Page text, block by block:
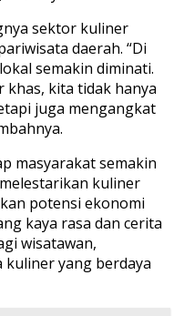
sektor kuliner
daerah. “Di
semakin diminati.
kita tidak hanya
juga mengangkat
masyarakat semakin
kuliner
potensi ekonomi
kaya rasa dan cerita
wisatawan,
kuliner yang berdaya